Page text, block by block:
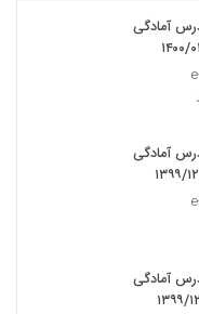
۱درس آمادگی
۱درس آمادگی
۱درس آمادگی